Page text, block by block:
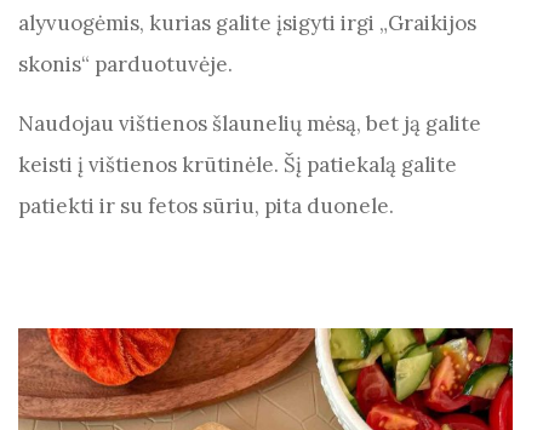
alyvuogėmis, kurias galite įsigyti irgi „Graikijos
skonis“ parduotuvėje.
Naudojau vištienos šlaunelių mėsą, bet ją galite
keisti į vištienos krūtinėle. Šį patiekalą galite
patiekti ir su fetos sūriu, pita duonele.